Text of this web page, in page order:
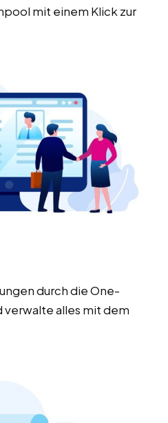
mit einem Klick zur
durch die One-
alles mit dem